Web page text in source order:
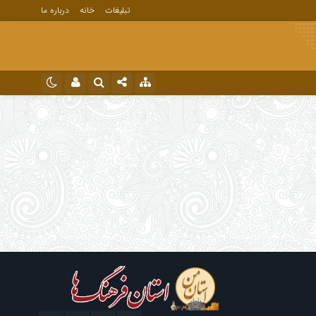
تبلیغات خانه درباره ما
اینستاگرام
تلگرام
نام کاربری یا نشانی ایمیل
مرا به خاطر بسپار